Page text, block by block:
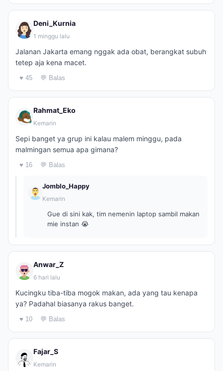
Deni_Kurnia
1 minggu lalu
Jalanan Jakarta emang nggak ada obat, berangkat subuh
tetep aja kena macet.
♥ 45 💬 Balas
Rahmat_Eko
Kemarin
Sepi banget ya grup ini kalau malem minggu, pada
malmingan semua apa gimana?
♥ 16 💬 Balas
Jomblo_Happy
Kemarin
Gue di sini kak, tim nemenin laptop sambil makan
mie instan 😭
Anwar_Z
6 hari lalu
Kucingku tiba-tiba mogok makan, ada yang tau kenapa
ya? Padahal biasanya rakus banget.
♥ 10 💬 Balas
Fajar_S
Kemarin